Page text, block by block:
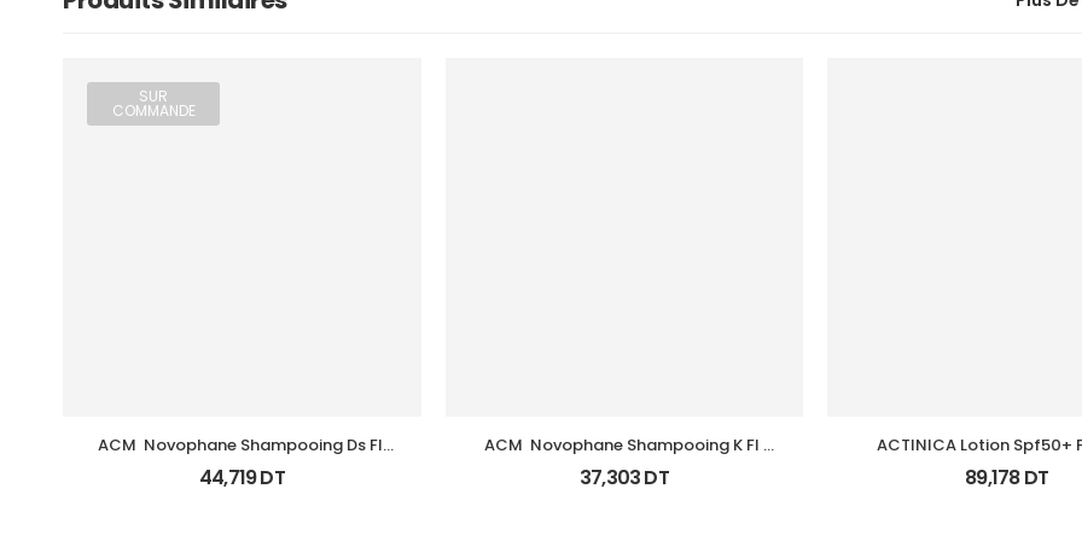
SUR
COMMANDE
ACM  Novophane Shampooing Ds Fl
125Ml
44,719DT
ACM  Novophane Shampooing K Fl
125Ml
37,303DT
ACTINICA Lotion Spf50+
89,178DT